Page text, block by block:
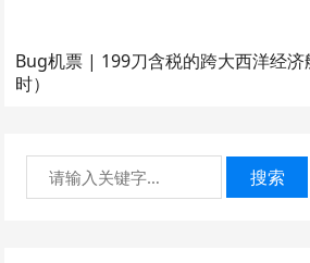
Bug机票 | 199刀含税的跨大西洋经
时）
搜索